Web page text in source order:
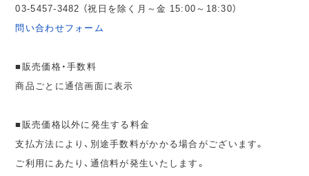
03-5457-3482 （祝日を除く月～金 15:00～18:30）
問い合わせフォーム
■販売価格・手数料
商品ごとに通信画面に表示
■販売価格以外に発生する料金
支払方法により、別途手数料がかかる場合がございます。
ご利用にあたり、通信料が発生いたします。